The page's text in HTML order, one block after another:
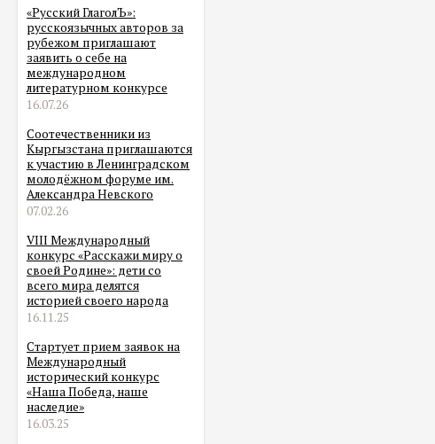
«Русский ГлаголЪ»:
русскоязычных авторов за
рубежом приглашают
заявить о себе на
международном
литературном конкурсе
16.07.26
Соотечественники из
Кыргызстана приглашаются
к участию в Ленинградском
молодёжном форуме им.
Александра Невского
07.02.26
VIII Международный
конкурс «Расскажи миру о
своей Родине»: дети со
всего мира делятся
историей своего народа
16.11.25
Стартует прием заявок на
Международный
исторический конкурс
«Наша Победа, наше
наследие»
16.03.25